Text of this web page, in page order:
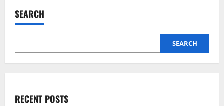
SEARCH
SEARCH
RECENT POSTS